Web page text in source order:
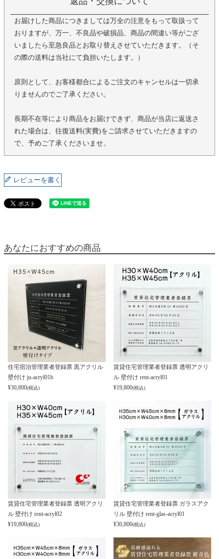
お届けした商品につきましては万全の注意をもって取扱って
おりますが、万一、不良品や破損品、商品の間違い等がござ
いましたら至急良品とお取り替えさせていただきます。（そ
の際の送料は当社にて負担いたします。）
原則として、お客様都合によるご注文のキャンセルは一切承
りませんのでご了承ください。
長期不在等により商品をお届けできず、商品が当店に返送さ
れた場合は、往復送料(実費)をご請求させていただきますの
で、予めご了承くださいませ。
レビューを書く
あなたにおすすめの商品
住宅宿泊管理業者登録票 黒アクリル
壁付け ju-acryl01b
¥30,800(税込)
賃貸住宅管理業者登録票 透明アクリ
ル 壁付け rent-acryl01
¥19,800(税込)
賃貸住宅管理業者登録票 透明アクリ
ル 壁付け rent-acryl02
¥19,800(税込)
賃貸住宅管理業者登録票 ガラスアク
リル 壁付け rent-glas-acryl01
¥30,800(税込)